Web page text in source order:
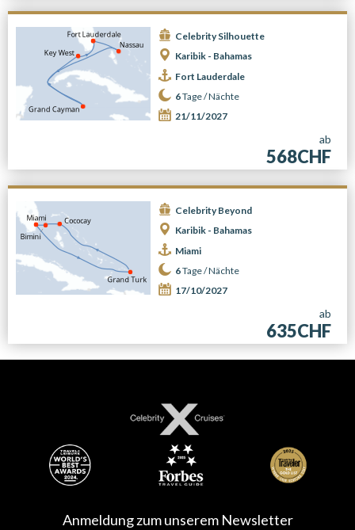
Celebrity Silhouette
Karibik - Bahamas
Fort Lauderdale
6Tage /Nächte
21/11/2027
ab
568CHF
Celebrity Beyond
Karibik - Bahamas
Miami
6Tage /Nächte
17/10/2027
ab
635CHF
Anmeldung zum unserem Newsletter